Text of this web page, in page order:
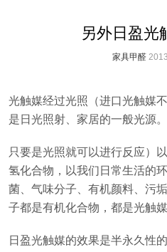
另外日盈光
家具甲醛
光触媒经过光照（进口光触媒
是日光照射、家居的一般光源。
只要是光照就可以进行反应）
氢化合物，以我们日常生活的
菌、气味分子、有机颜料、污
子都是有机化合物，都是光触媒
日盈光触媒的效果是半永久性